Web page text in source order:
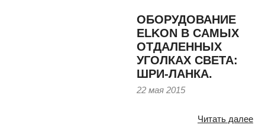
ОБОРУДОВАНИЕ
ELKON В САМЫХ
ОТДАЛЕННЫХ
УГОЛКАХ СВЕТА:
ШРИ-ЛАНКА.
22 мая 2015
Читать далее